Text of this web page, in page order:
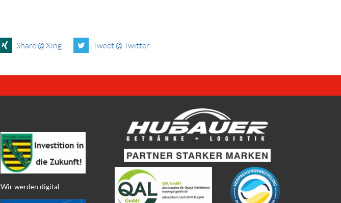
Share @ Xing Tweet @ Twitter
Wir werden digital